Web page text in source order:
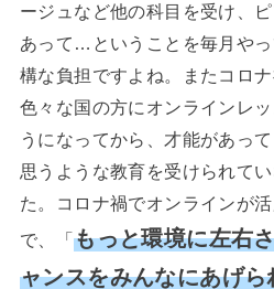
ージュなど他の科目を受け、
あって…ということを毎月や
構な負担ですよね。またコロ
色々な国の方にオンラインレ
うになってから、才能があっ
思うような教育を受けられて
た。コロナ禍でオンラインが
で、「もっと環境に左右
ャンスをみんなにあげ